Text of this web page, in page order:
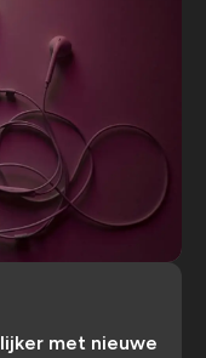
met nieuwe